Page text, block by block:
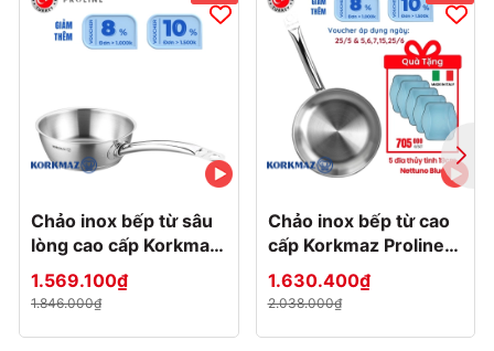
Chảo inox bếp từ sâu
lòng cao cấp Korkmaz
Proline 2 lít -
Ø20x7cm - A1175
1.569.100₫
1.846.000₫
Chảo inox bếp từ cao
cấp Korkmaz Proline
24cm - A1153 - Tặng
5 đĩa Nettuno 19cm
1.630.400₫
2.038.000₫